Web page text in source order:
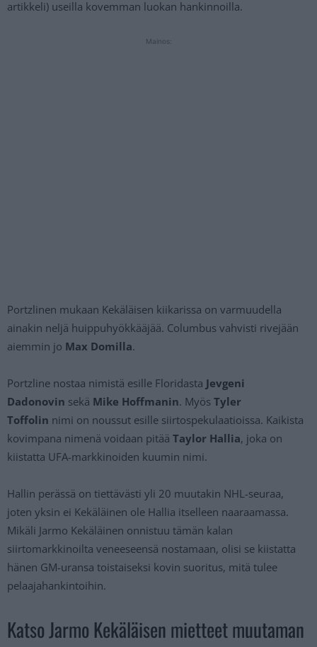
artikkeli) useilla kovemman luokan hankinnoilla.
Mainos:
Portzlinen mukaan Kekäläisen kiikarissa on varmuudella
ainakin neljä huippuhyökkääjää. Columbus vahvisti rivejään
aiemmin jo Max Domilla.
Portzline nostaa nimistä esille Floridasta Jevgeni
Dadonovin sekä Mike Hoffmanin. Myös Tyler
Toffolin nimi on noussut esille siirtospekulaatioissa. Kaikista
kovimpana nimenä voidaan pitää Taylor Hallia, joka on
kiistatta UFA-markkinoiden kuumin nimi.
Hallin perässä on tiettävästi yli 20 muutakin NHL-seuraa,
joten yksin ei Kekäläinen ole Hallia itselleen naaraamassa.
Mikäli Jarmo Kekäläinen onnistuu tämän kalan
siirtomarkkinoilta veneeseensä nostamaan, olisi se kiistatta
hänen GM-uransa toistaiseksi kovin suoritus, mitä tulee
pelaajahankintoihin.
Katso Jarmo Kekäläisen mietteet muutaman